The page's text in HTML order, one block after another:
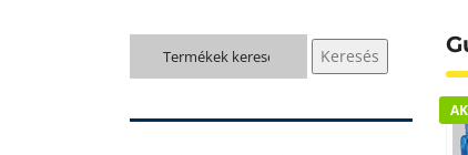
Keresés
a
Keresés